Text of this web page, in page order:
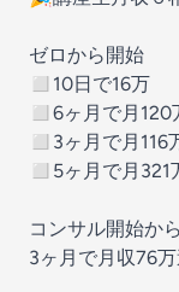
ゼロから開始
◻︎10日で16万
◻︎6ヶ月で月120
◻︎3ヶ月で月116
◻︎5ヶ月で月321
コンサル開始か
3ヶ月で月収76